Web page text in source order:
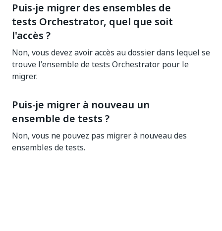
Puis-je migrer des ensembles de
tests Orchestrator, quel que soit
l'accès ?
Non, vous devez avoir accès au dossier dans lequel se
trouve l'ensemble de tests Orchestrator pour le
migrer.
Puis-je migrer à nouveau un
ensemble de tests ?
Non, vous ne pouvez pas migrer à nouveau des
ensembles de tests.